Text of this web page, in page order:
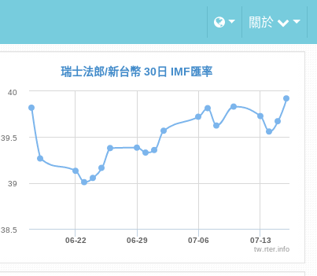
關於
瑞士法郎/新台幣 30日 IMF匯率
06-22 06-29 07-06 07-13
38.5
39
39.5
40
tw.rter.info